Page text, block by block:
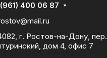
400 06 87
г. Ростов-на-Дону, пер.
дом 4, офис 7